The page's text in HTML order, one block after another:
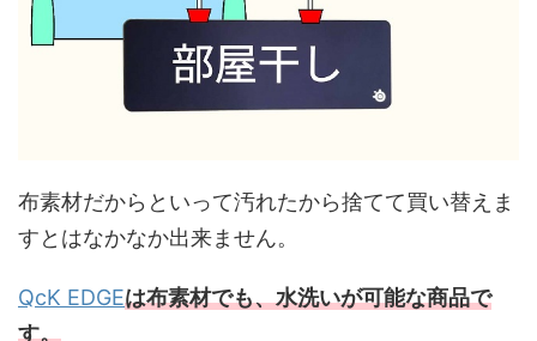
布素材だからといって汚れたから捨てて買い替えま
すとはなかなか出来ません。
QcK EDGEは布素材でも、水洗いが可能な商品で
す。